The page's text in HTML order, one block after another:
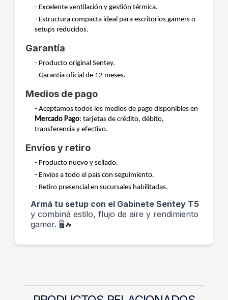
- Excelente ventilación y gestión térmica.
- Estructura compacta ideal para escritorios gamers o
setups reducidos.
Garantía
- Producto original Sentey.
- Garantía oficial de 12 meses.
Medios de pago
- Aceptamos todos los medios de pago disponibles en
Mercado Pago: tarjetas de crédito, débito,
transferencia y efectivo.
Envíos y retiro
- Producto nuevo y sellado.
- Envíos a todo el país con seguimiento.
- Retiro presencial en sucursales habilitadas.
Armá tu setup con el Gabinete Sentey T5
y combiná estilo, flujo de aire y rendimiento
gamer. 🖥️🔥